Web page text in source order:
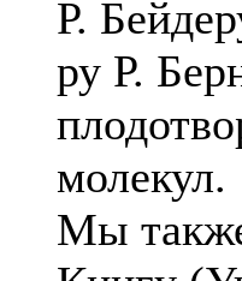
Р.
ру Р.
молекул.
Мы